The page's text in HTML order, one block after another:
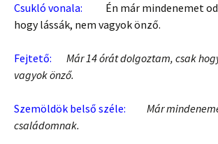
Csukló vonala:
Én már mindenemet
hogy lássák, nem vagyok önző.
Fejtető:
Már 14 órát dolgoztam, csak
vagyok önző.
Szemöldök belső széle:
Már
családomnak.